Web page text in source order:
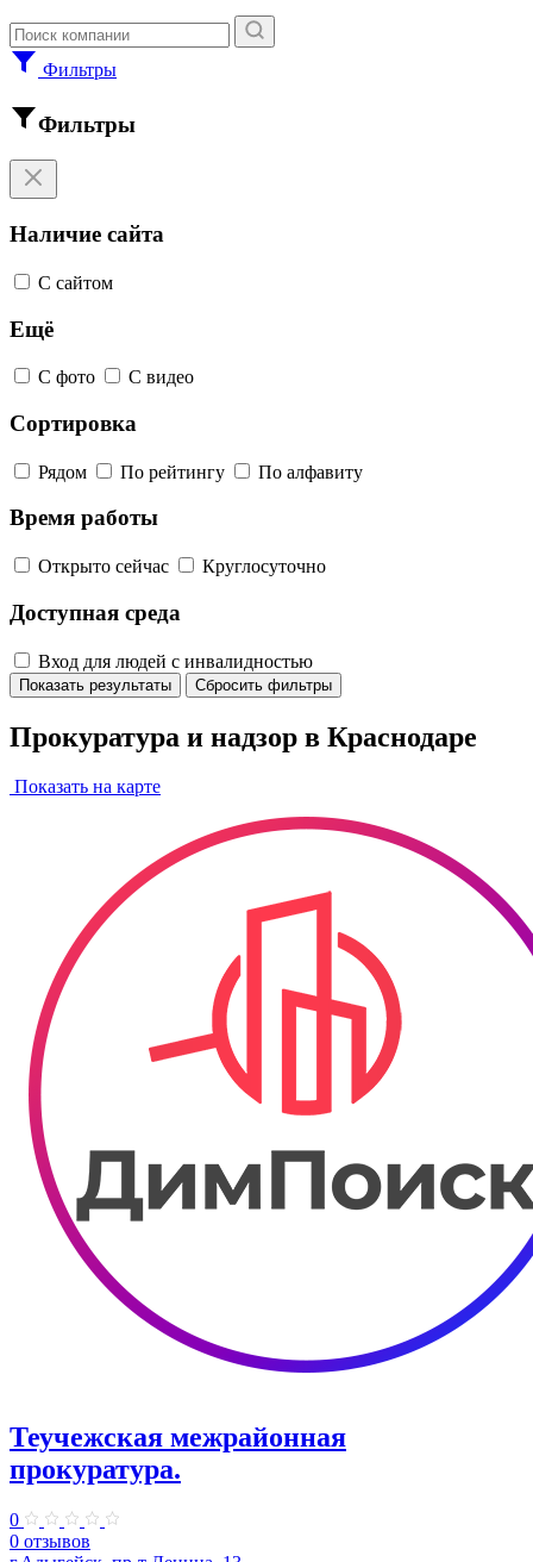
Фильтры
Фильтры
Наличие сайта
С сайтом
Ещё
С фото С видео
Сортировка
Рядом По рейтингу По алфавиту
Время работы
Открыто сейчас Круглосуточно
Доступная среда
Вход для людей с инвалидностью
Показать результаты Сбросить фильтры
Прокуратура и надзор в Краснодаре
Показать на карте
Теучежская межрайонная
прокуратура.
0
0 отзывов